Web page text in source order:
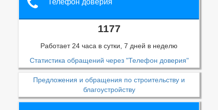
1177
Работает 24 часа в сутки, 7 дней в неделю
Статистика обращений через "Телефон доверия"
Предложения и обращения по строительству и
благоустройству